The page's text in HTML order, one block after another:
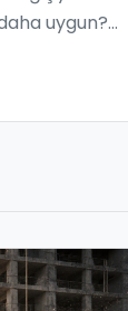
uygun?